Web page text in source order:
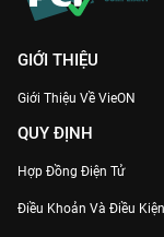
GIỚI THIỆU
Giới Thiệu Về VieON
QUY ĐỊNH
Hợp Đồng Điện Tử
Điều Khoản Và Điều Kiện